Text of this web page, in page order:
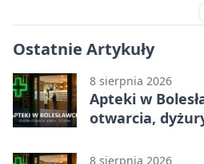
Ostatnie Artykuły
8 sierpnia 2026
Apteki w
otwarcia,
8 sierpnia 2026